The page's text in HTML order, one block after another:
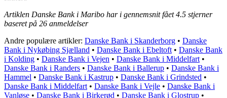
Artiklen Danske Bank i Maribo har i gennemsnit fået4.5 stjerner
baseret på 26 anmeldelser
Andre populære artikler: Danske Bank i Skanderborg • Danske
Bank i Nykøbing Sjælland • Danske Bank i Ebeltoft • Danske Bank
i Kolding • Danske Bank i Vejen • Danske Bank i Middelfart •
Danske Bank i Randers • Danske Bank i Ballerup • Danske Bank i
Hammel • Danske Bank i Kastrup • Danske Bank i Grindsted •
Danske Bank i Middelfart • Danske Bank i Vejle • Danske Bank i
Vanløse • Danske Bank i Birkerød • Danske Bank i Glostrup •